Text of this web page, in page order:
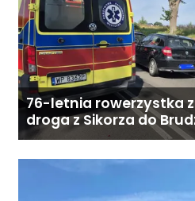
76-letnia rowerzystka
droga z Sikorza do
zablokowana